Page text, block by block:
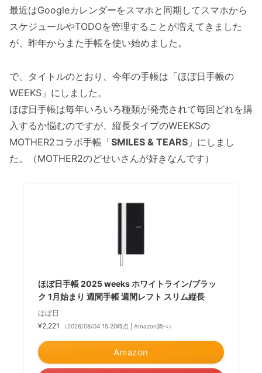
最近はGoogleカレンダーをスマホと同期してスマホから
スケジュールやTODOを管理することが増えてきました
が、昨年からまた手帳を使い始めました。
で、タイトルのとおり、今年の手帳は「ほぼ日手帳の
WEEKS」にしました。
ほぼ日手帳は毎年いろいろ種類が発売されて毎回どれを購
入するか悩むのですが、縦長タイプのWEEKSの
MOTHER2コラボ手帳「SMILES & TEARS 」にしまし
た。（MOTHER2のどせいさんが好きなんです）
ほぼ日手帳 2025 weeks ホワイトライン/ブラッ
ク 1月始まり 週間手帳 週間レフト スリム縦長
ほぼ日
¥2,221
（2026/08/04 15:20時点 | Amazon調べ）
Amazon